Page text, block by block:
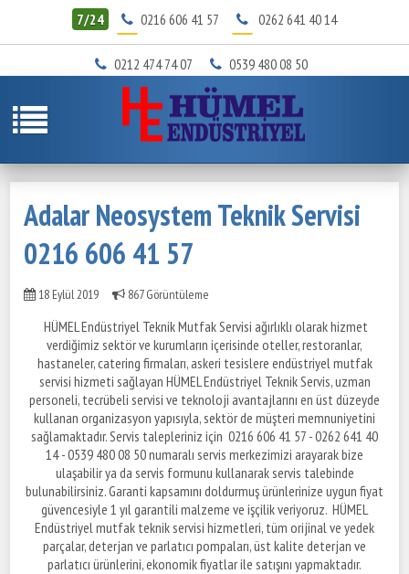
7/24 0216 606 41 57 0262 641 40 14
0212 474 74 07 0539 480 08 50
Adalar Neosystem Teknik Servisi
0216 606 41 57
18 Eylül 2019 867 Görüntüleme
HÜMEL Endüstriyel Teknik Mutfak Servisi ağırlıklı olarak hizmet
verdiğimiz sektör ve kurumların içerisinde oteller, restoranlar,
hastaneler, catering firmaları, askeri tesislere endüstriyel mutfak
servisi hizmeti sağlayan HÜMEL Endüstriyel Teknik Servis, uzman
personeli, tecrübeli servisi ve teknoloji avantajlarını en üst düzeyde
kullanan organizasyon yapısıyla, sektör de müşteri memnuniyetini
sağlamaktadır. Servis talepleriniz için 0216 606 41 57 - 0262 641 40
14 - 0539 480 08 50 numaralı servis merkezimizi arayarak bize
ulaşabilir ya da servis formunu kullanarak servis talebinde
bulunabilirsiniz. Garanti kapsamını doldurmuş ürünlerinize uygun fiyat
güvencesiyle 1 yıl garantili malzeme ve işçilik veriyoruz. HÜMEL
Endüstriyel mutfak teknik servisi hizmetleri, tüm orijinal ve yedek
parçalar, deterjan ve parlatıcı pompaları, üst kalite deterjan ve
parlatıcı ürünlerini, ekonomik fiyatlar ile satışını yapmaktadır.